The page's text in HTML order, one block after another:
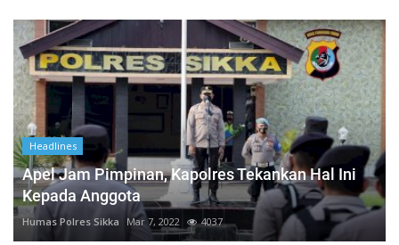
Headlines
Apel Jam Pimpinan, Kapolres Tekankan Hal Ini
Kepada Anggota
Humas Polres Sikka Mar 7, 2022 4037